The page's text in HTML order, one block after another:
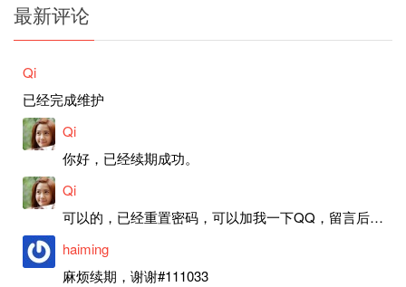
最新评论
Qi
已经完成维护
Qi
你好，已经续期成功。
Qi
可以的，已经重置密码，可以加我一下QQ，留言后我就发密码给你。
haiming
麻烦续期，谢谢#111033